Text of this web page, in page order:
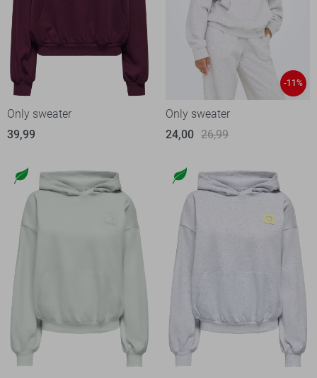
Only sweater
39,99
-11%
Only sweater
24,00 26,99